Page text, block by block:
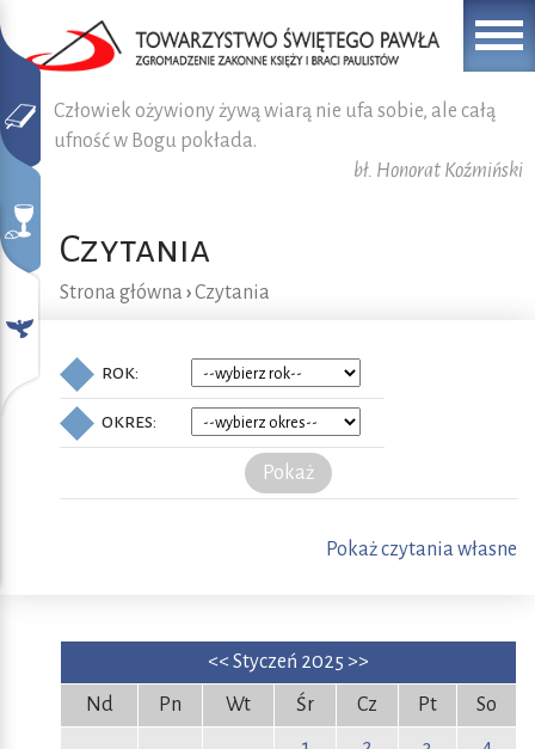
Człowiek ożywiony żywą wiarą nie ufa sobie, ale całą
ufność w Bogu pokłada.
bł. Honorat Koźmiński
Czytania
Strona główna ›Czytania
rok:
okres:
Pokaż
Pokaż czytania własne
<<Styczeń 2025 >>
Nd
Pn Wt Śr Cz Pt
So